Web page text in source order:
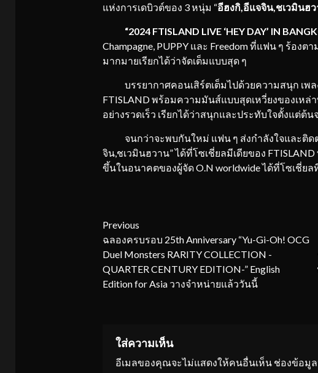
แห่งการเดบิวต์ของ 3 หนุ่ม “อีฮงกิ,อีแจจิน,ชเวมินฮ
“2024 FTISLAND LIVE ‘HEY DAY’ IN
Champagne, PUPPY และ Freedom ที่แฟน ๆ ร้อง
มากมายเรียกได้ว่าจัดเต็มแบบสุด ๆ
บรรยากาศคอนเสิร์ตเต็มไปด้วยความสนุก เพลง
FTISLAND พร้อมความมันส์แบบสุดเหวี่ยงของเหล่
อย่างรวดเร็ว เรียกได้ว่าสนุกและประทับใจตั้งแต่ต้น
จนกว่าจะพบกันใหม่ แฟน ๆ ส่งกำลังใจและติดต
จิน,ชเวมินฮวาน” ได้ที่โซเชี่ยลมีเดียของ
ขึ้นในอนาคตของผู้จัด O.N worldwide ได้ที่โซเชี่ยล
Continue
Reading
Previous
ฉลองครบรอบ 25th Anniversary “Yu-Gi-Oh! OCG
Duel Monsters RARITY COLLECTION -
QUARTER CENTURY EDITION-” English
Edition for Asia วางจำหน่ายแล้ววันนี้
ใส่ความเห็น
อีเมลของคุณจะไม่แสดงให้คนอื่นเห็น ช่องข้อมูล